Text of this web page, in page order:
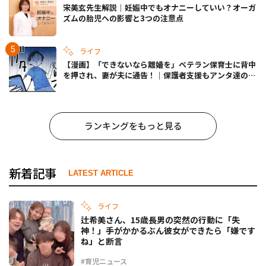
宋美玄先生解説｜妊娠中でもオナニーしていい？オーガ
ズムの胎児への影響と3つの注意点
ライフ
【漫画】「できないなら離婚を」ベテラン保育士に背中
を押され、妻が夫に通告！｜保護者支援もアンタ達の仕
ランキングをもっと見る
新着記事 LATEST ARTICLE
ライフ
#育児ニュース
辻希美さん、15歳長男の突然の行動に「失
神！」手がかかるぶん彼女ができたら「嫌です
ね」と断言